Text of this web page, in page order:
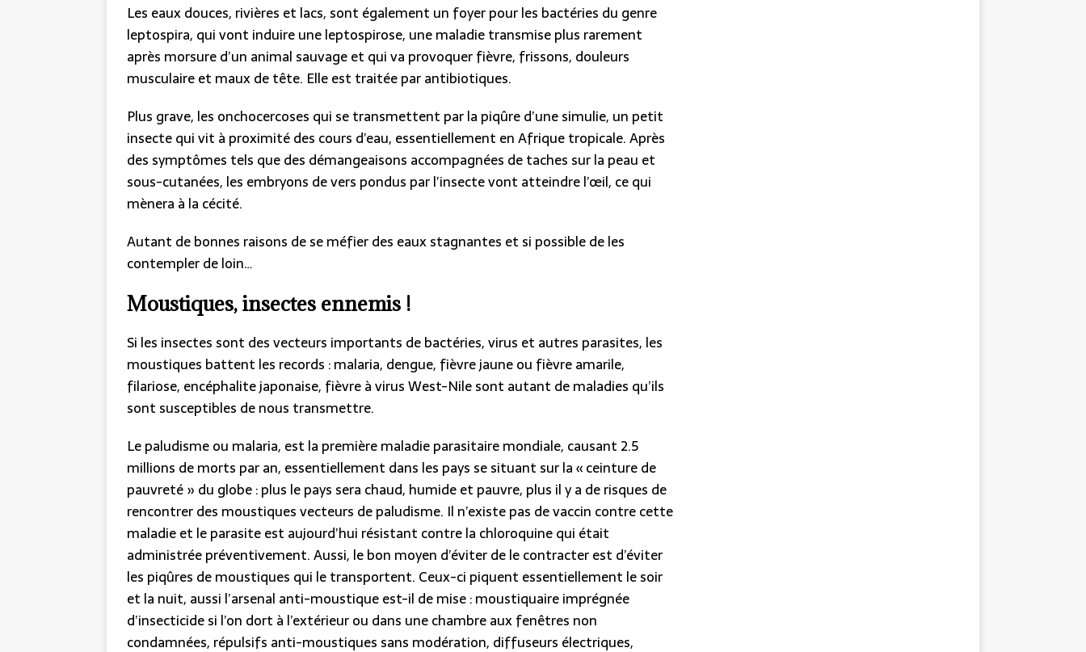
Les eaux douces, rivières et lacs, sont également un foyer pour les bactéries du genre
leptospira, qui vont induire une leptospirose, une maladie transmise plus rarement
après morsure d’un animal sauvage et qui va provoquer fièvre, frissons, douleurs
musculaire et maux de tête. Elle est traitée par antibiotiques.
Plus grave, les onchocercoses qui se transmettent par la piqûre d’une simulie, un petit
insecte qui vit à proximité des cours d’eau, essentiellement en Afrique tropicale. Après
des symptômes tels que des démangeaisons accompagnées de taches sur la peau et
sous-cutanées, les embryons de vers pondus par l’insecte vont atteindre l’œil, ce qui
mènera à la cécité.
Autant de bonnes raisons de se méfier des eaux stagnantes et si possible de les
contempler de loin…
Moustiques, insectes ennemis !
Si les insectes sont des vecteurs importants de bactéries, virus et autres parasites, les
moustiques battent les records : malaria, dengue, fièvre jaune ou fièvre amarile,
filariose, encéphalite japonaise, fièvre à virus West-Nile sont autant de maladies qu’ils
sont susceptibles de nous transmettre.
Le paludisme ou malaria, est la première maladie parasitaire mondiale, causant 2.5
millions de morts par an, essentiellement dans les pays se situant sur la « ceinture de
pauvreté » du globe : plus le pays sera chaud, humide et pauvre, plus il y a de risques de
rencontrer des moustiques vecteurs de paludisme. Il n’existe pas de vaccin contre cette
maladie et le parasite est aujourd’hui résistant contre la chloroquine qui était
administrée préventivement. Aussi, le bon moyen d’éviter de le contracter est d’éviter
les piqûres de moustiques qui le transportent. Ceux-ci piquent essentiellement le soir
et la nuit, aussi l’arsenal anti-moustique est-il de mise : moustiquaire imprégnée
d’insecticide si l’on dort à l’extérieur ou dans une chambre aux fenêtres non
condamnées, répulsifs anti-moustiques sans modération, diffuseurs électriques,